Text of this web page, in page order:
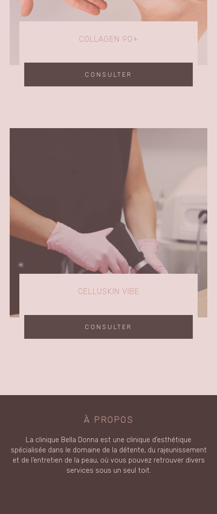
COLLAGEN 90+
CONSULTER
CELLUSKIN VIBE
CONSULTER
À PROPOS
La clinique Bella Donna est une clinique d’esthétique
spécialisée dans le domaine de la détente, du rajeunissement
et de l’entretien de la peau, où vous pouvez retrouver divers
services sous un seul toit.